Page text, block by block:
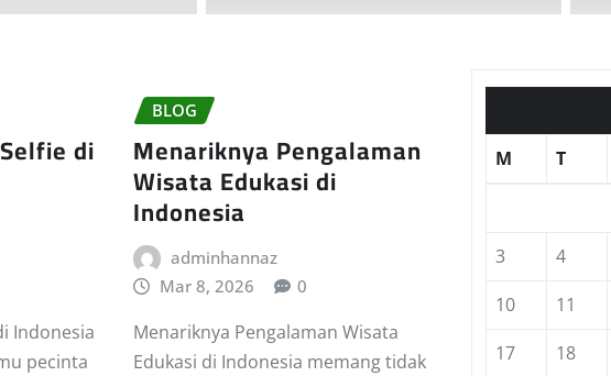
di
Indonesia
pecinta
BLOG
Menariknya Pengalaman
Wisata Edukasi di
Indonesia
adminhannaz
Mar 8, 2026
0
Menariknya Pengalaman Wisata
Edukasi di Indonesia memang tidak
M
T
3
4
10
11
17
18